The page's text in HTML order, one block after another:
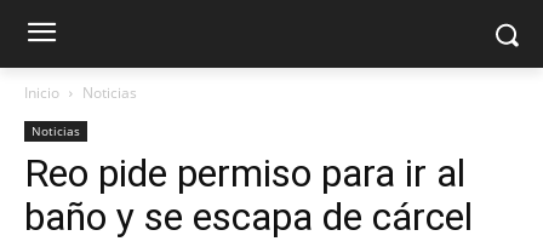
Inicio Noticias
Noticias
Reo pide permiso para ir al
baño y se escapa de cárcel